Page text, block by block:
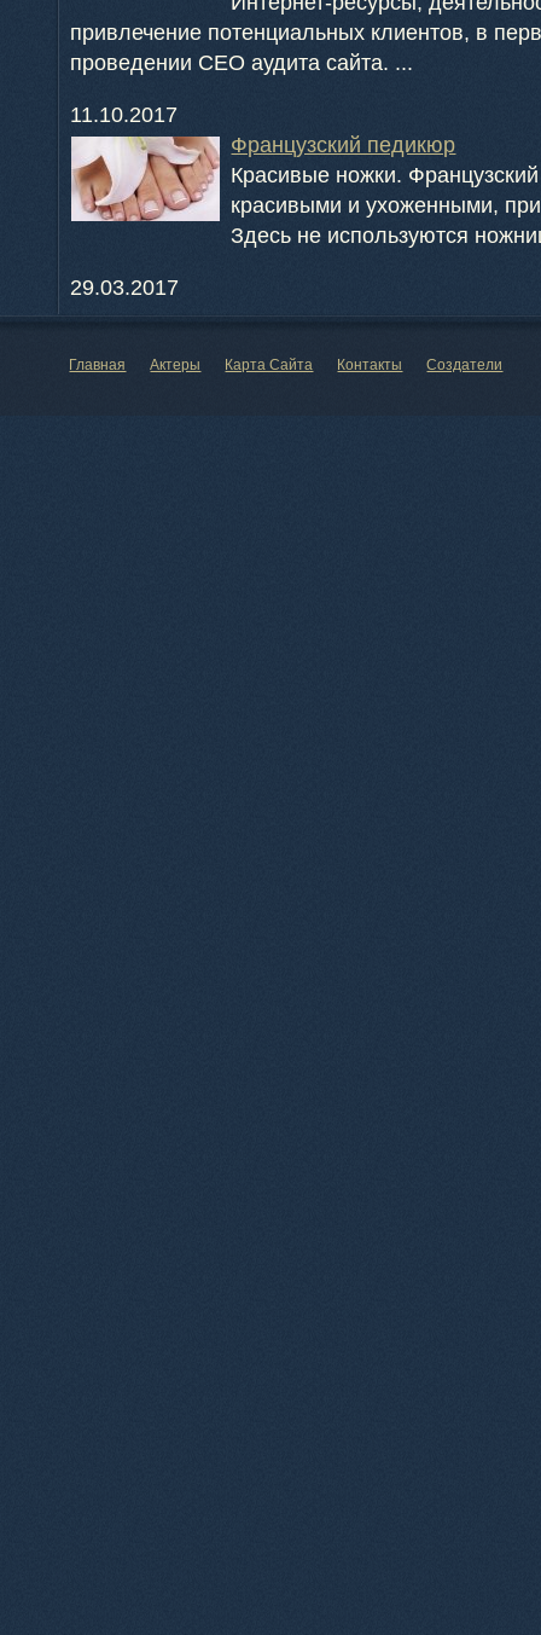
привлечение потенциальных клиентов, в
проведении СЕО аудита сайта. ...
11.10.2017
Французский педикюр
Красивые ножки.
красивыми и ухоженными,
Здесь не используются
29.03.2017
Главная Актеры Карта Сайта Контакты Создатели